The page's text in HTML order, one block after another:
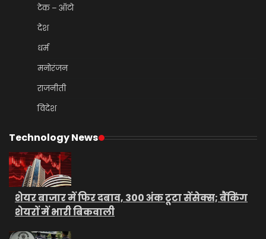
टेक – ऑटो
देश
धर्म
मनोरंजन
राजनीती
विदेश
Technology News
शेयर बाजार में फिर दबाव, 300 अंक टूटा सेंसेक्स; बैंकिंग
शेयरों में भारी बिकवाली